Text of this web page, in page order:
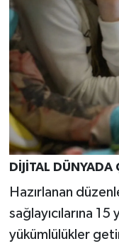
DİJİTAL
Hazırlanan
sağlayıcılarına
yükümlülükler